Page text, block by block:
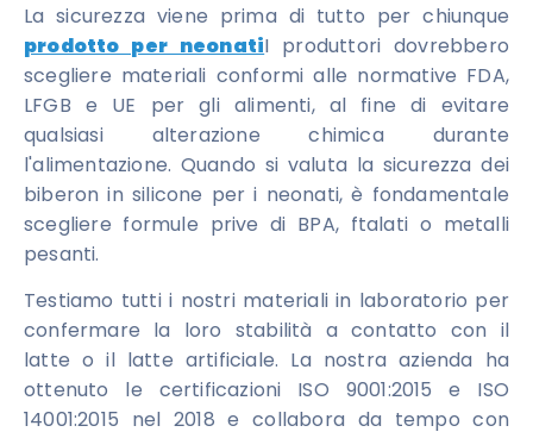
La sicurezza viene prima di tutto per chiunque
prodotto per neonatiI produttori dovrebbero
scegliere materiali conformi alle normative FDA,
LFGB e UE per gli alimenti, al fine di evitare
qualsiasi alterazione chimica durante
l'alimentazione. Quando si valuta la sicurezza dei
biberon in silicone per i neonati, è fondamentale
scegliere formule prive di BPA, ftalati o metalli
pesanti.
Testiamo tutti i nostri materiali in laboratorio per
confermare la loro stabilità a contatto con il
latte o il latte artificiale. La nostra azienda ha
ottenuto le certificazioni ISO 9001:2015 e ISO
14001:2015 nel 2018 e collabora da tempo con